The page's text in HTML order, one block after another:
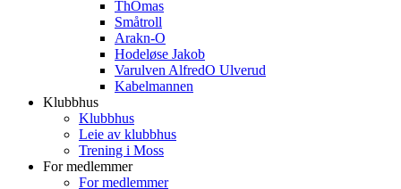
ThOmas
Småtroll
Arakn-O
Hodeløse Jakob
Varulven AlfredO Ulverud
Kabelmannen
Klubbhus
Klubbhus
Leie av klubbhus
Trening i Moss
For medlemmer
For medlemmer